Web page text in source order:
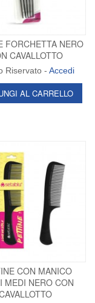
FORCHETTA NERO
CAVALLOTTO
Riservato -Accedi
AL CARRELLO
CON MANICO
MEDI NERO CON